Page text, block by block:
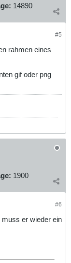
14890
#5
rahmen eines
gif oder png
1900
#6
muss er wieder ein